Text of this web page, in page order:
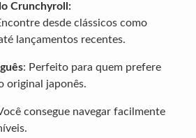
Crunchyroll:
desde clássicos como
lançamentos recentes.
: Perfeito para quem prefere
original japonês.
consegue navegar facilmente